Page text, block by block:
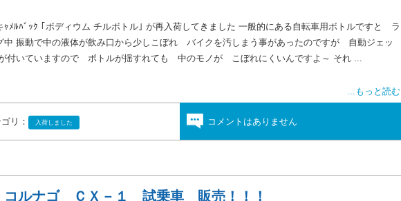
ｸ ｢ボディウム チルボトル｣ が再入荷してきました 一般的にある自転車用ボトルですと ラ
中 振動で中の液体が飲み口から少しこぼれ バイクを汚しまう事があったのですが 自動ジェッ
付いていますので ボトルが揺すれても 中のモノが こぼれにくいんですよ～ それ ...
...もっと読む
リ： 入荷しました コメントはありません
コルナゴ ＣＸ－１ 試乗車 販売！！！